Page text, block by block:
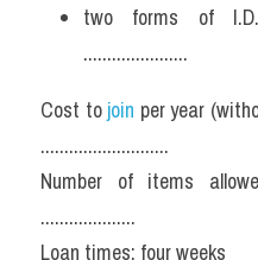
two forms of
......................
Cost to join per year
...........................
Number of items
....................
Loan times: four weeks